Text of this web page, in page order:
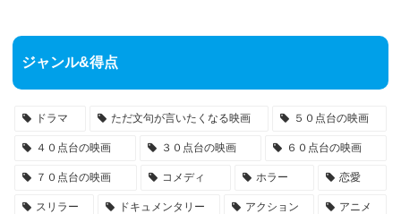
ジャンル&得点
ドラマ ただ文句が言いたくなる映画 ５０点台の映画
４０点台の映画 ３０点台の映画 ６０点台の映画
７０点台の映画 コメディ ホラー 恋愛
スリラー ドキュメンタリー アクション アニメ